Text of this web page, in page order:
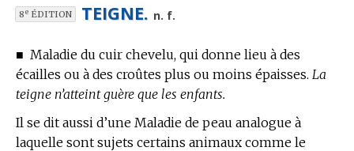
8eÉDITION TEIGNE. n. f.
■ Maladie du cuir chevelu, qui donne lieu à des
écailles ou à des croûtes plus ou moins épaisses. La
teigne n’atteint guère que les enfants.
Il se dit aussi d’une Maladie de peau analogue à
laquelle sont sujets certains animaux comme le